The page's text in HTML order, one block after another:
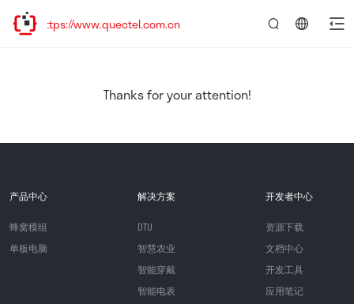
址：https://www.quectel.com.cn
Thanks for your attention!
产品中心
蜂窝模组
单板电脑
解决方案
DTU
智慧农业
智能穿戴
智能电表
开发者中心
资源下载
文档中心
开发工具
应用笔记